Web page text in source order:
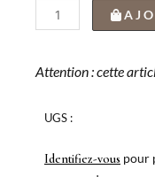
quantité
de
À
MALVARROSA
Attention : cette
UGS :
Identifiez-vous pour